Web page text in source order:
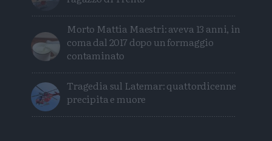
Morto Mattia Maestri: aveva 13 anni, in
coma dal 2017 dopo un formaggio
contaminato
Tragedia sul Latemar: quattordicenne
precipita e muore